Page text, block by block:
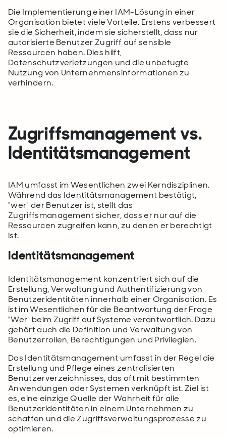
Die Implementierung einer IAM-Lösung in einer
Organisation bietet viele Vorteile. Erstens verbessert
sie die Sicherheit, indem sie sicherstellt, dass nur
autorisierte Benutzer Zugriff auf sensible
Ressourcen haben. Dies hilft,
Datenschutzverletzungen und die unbefugte
Nutzung von Unternehmensinformationen zu
verhindern.
Zugriffsmanagement vs.
Identitätsmanagement
IAM umfasst im Wesentlichen zwei Kerndisziplinen.
Während das Identitätsmanagement bestätigt,
"wer" der Benutzer ist, stellt das
Zugriffsmanagement sicher, dass er nur auf die
Ressourcen zugreifen kann, zu denen er berechtigt
ist.
Identitätsmanagement
Identitätsmanagement konzentriert sich auf die
Erstellung, Verwaltung und Authentifizierung von
Benutzeridentitäten innerhalb einer Organisation. Es
ist im Wesentlichen für die Beantwortung der Frage
"Wer" beim Zugriff auf Systeme verantwortlich. Dazu
gehört auch die Definition und Verwaltung von
Benutzerrollen, Berechtigungen und Privilegien.
Das Identitätsmanagement umfasst in der Regel die
Erstellung und Pflege eines zentralisierten
Benutzerverzeichnisses, das oft mit bestimmten
Anwendungen oder Systemen verknüpft ist. Ziel ist
es, eine einzige Quelle der Wahrheit für alle
Benutzeridentitäten in einem Unternehmen zu
schaffen und die Zugriffsverwaltungsprozesse zu
optimieren.